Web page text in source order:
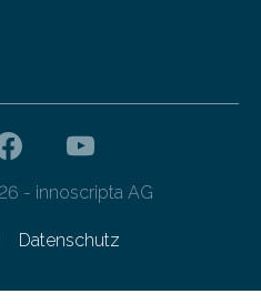
- innoscripta AG
Datenschutz